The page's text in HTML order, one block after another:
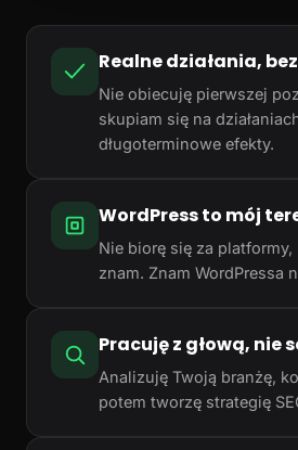
Realne działania,
Nie obiecuję pierwszej
skupiam się na
długoterminowe efekty.
WordPress to mój
Nie biorę się za
znam. Znam WordPressa
Pracuję z głową, nie
Analizuję Twoją branżę,
potem tworzę strategię